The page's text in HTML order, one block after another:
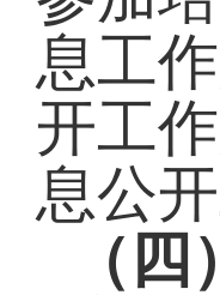
息工
开工
息公开
（